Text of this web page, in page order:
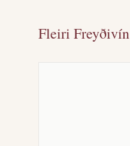
Fleiri Freyðivín